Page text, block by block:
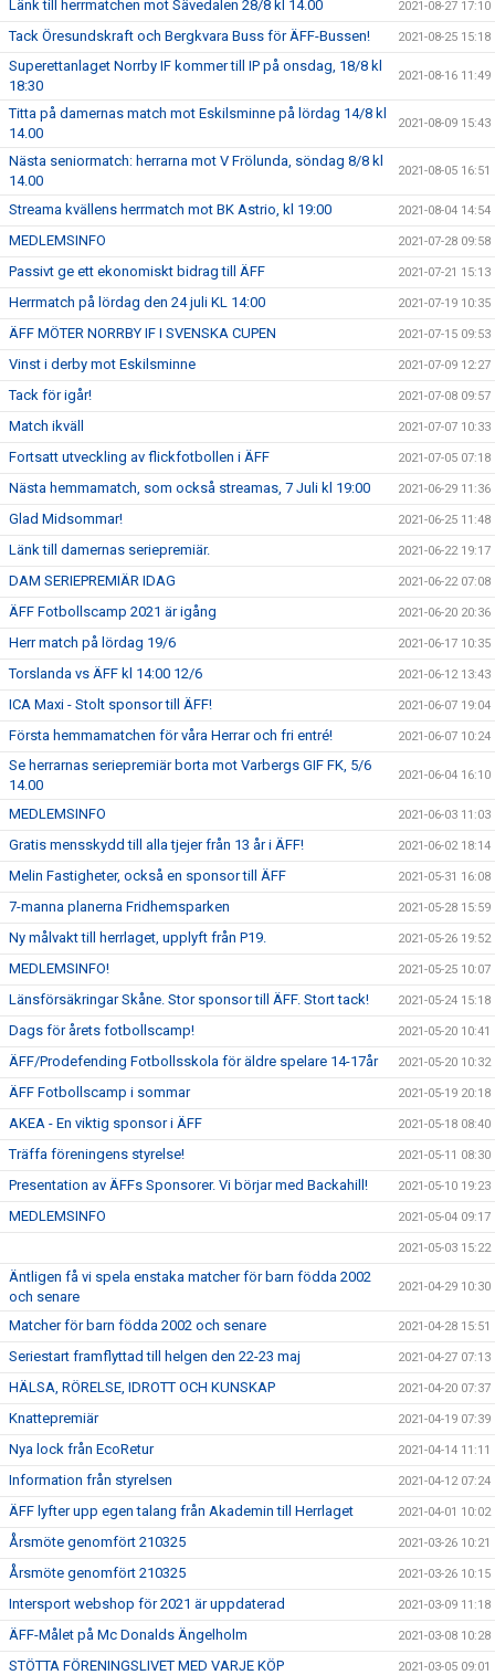
Länk till herrmatchen mot Sävedalen 28/8 kl 14.00 2021-08-27 17:10
Tack Öresundskraft och Bergkvara Buss för ÄFF-Bussen! 2021-08-25 15:18
Superettanlaget Norrby IF kommer till IP på onsdag, 18/8 kl
18:30
2021-08-16 11:49
Titta på damernas match mot Eskilsminne på lördag 14/8 kl
14.00
2021-08-09 15:43
Nästa seniormatch: herrarna mot V Frölunda, söndag 8/8 kl
14.00
2021-08-05 16:51
Streama kvällens herrmatch mot BK Astrio, kl 19:00 2021-08-04 14:54
MEDLEMSINFO 2021-07-28 09:58
Passivt ge ett ekonomiskt bidrag till ÄFF 2021-07-21 15:13
Herrmatch på lördag den 24 juli KL 14:00 2021-07-19 10:35
ÄFF MÖTER NORRBY IF I SVENSKA CUPEN 2021-07-15 09:53
Vinst i derby mot Eskilsminne 2021-07-09 12:27
Tack för igår! 2021-07-08 09:57
Match ikväll 2021-07-07 10:33
Fortsatt utveckling av flickfotbollen i ÄFF 2021-07-05 07:18
Nästa hemmamatch, som också streamas, 7 Juli kl 19:00 2021-06-29 11:36
Glad Midsommar! 2021-06-25 11:48
Länk till damernas seriepremiär. 2021-06-22 19:17
DAM SERIEPREMIÄR IDAG 2021-06-22 07:08
ÄFF Fotbollscamp 2021 är igång 2021-06-20 20:36
Herr match på lördag 19/6 2021-06-17 10:35
Torslanda vs ÄFF kl 14:00 12/6 2021-06-12 13:43
ICA Maxi - Stolt sponsor till ÄFF! 2021-06-07 19:04
Första hemmamatchen för våra Herrar och fri entré! 2021-06-07 10:24
Se herrarnas seriepremiär borta mot Varbergs GIF FK, 5/6
14.00
2021-06-04 16:10
MEDLEMSINFO 2021-06-03 11:03
Gratis mensskydd till alla tjejer från 13 år i ÄFF! 2021-06-02 18:14
Melin Fastigheter, också en sponsor till ÄFF 2021-05-31 16:08
7-manna planerna Fridhemsparken 2021-05-28 15:59
Ny målvakt till herrlaget, upplyft från P19. 2021-05-26 19:52
MEDLEMSINFO! 2021-05-25 10:07
Länsförsäkringar Skåne. Stor sponsor till ÄFF. Stort tack! 2021-05-24 15:18
Dags för årets fotbollscamp! 2021-05-20 10:41
ÄFF/Prodefending Fotbollsskola för äldre spelare 14-17år 2021-05-20 10:32
ÄFF Fotbollscamp i sommar 2021-05-19 20:18
AKEA - En viktig sponsor i ÄFF 2021-05-18 08:40
Träffa föreningens styrelse! 2021-05-11 08:30
Presentation av ÄFFs Sponsorer. Vi börjar med Backahill! 2021-05-10 19:23
MEDLEMSINFO 2021-05-04 09:17
2021-05-03 15:22
Äntligen få vi spela enstaka matcher för barn födda 2002
och senare
2021-04-29 10:30
Matcher för barn födda 2002 och senare 2021-04-28 15:51
Seriestart framflyttad till helgen den 22-23 maj 2021-04-27 07:13
HÄLSA, RÖRELSE, IDROTT OCH KUNSKAP 2021-04-20 07:37
Knattepremiär 2021-04-19 07:39
Nya lock från EcoRetur 2021-04-14 11:11
Information från styrelsen 2021-04-12 07:24
ÄFF lyfter upp egen talang från Akademin till Herrlaget 2021-04-01 10:02
Årsmöte genomfört 210325 2021-03-26 10:21
Årsmöte genomfört 210325 2021-03-26 10:15
Intersport webshop för 2021 är uppdaterad 2021-03-09 11:18
ÄFF-Målet på Mc Donalds Ängelholm 2021-03-08 10:28
STÖTTA FÖRENINGSLIVET MED VARJE KÖP 2021-03-05 09:01